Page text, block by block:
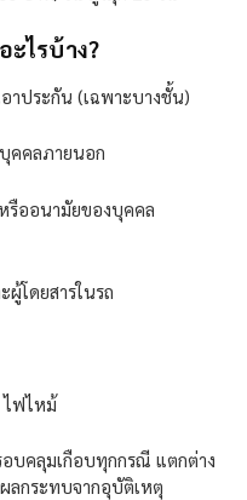
ไรบ้าง?
าประกัน (เฉพาะบางชั้น)
คคลภายนอก
รืออนามัยของบุคคล
โดยสารในรถ
ไฟไหม้
อบคลุมเกือบทุกกรณี แตกต่าง
ลกระทบจากอุบัติเหตุ